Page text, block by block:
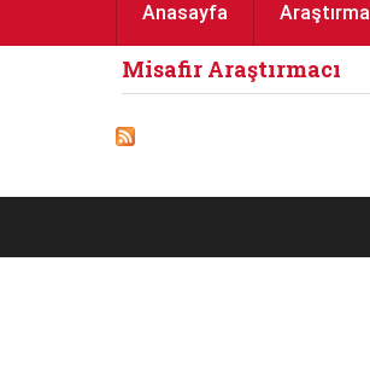
Anasayfa Araştırma
Misafir Araştırmacı